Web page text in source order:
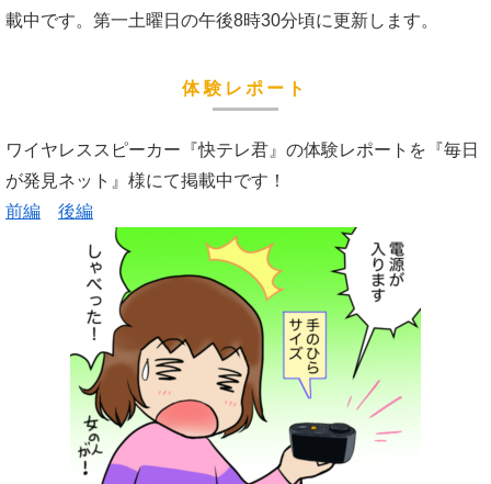
載中です。第一土曜日の午後8時30分頃に更新します。
体験レポート
ワイヤレススピーカー『快テレ君』の体験レポートを『毎日
が発見ネット』様にて掲載中です！
前編
後編